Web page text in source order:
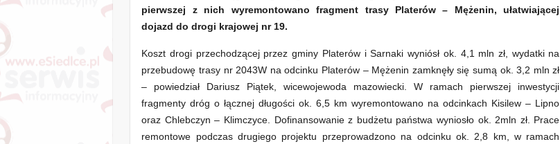
pierwszej z nich wyremontowano fragment trasy Platerów – Mężenin, ułatwiającej
dojazd do drogi krajowej nr 19.
Koszt drogi przechodzącej przez gminy Platerów i Sarnaki wyniósł ok. 4,1 mln zł, wydatki na
przebudowę trasy nr 2043W na odcinku Platerów – Mężenin zamknęły się sumą ok. 3,2 mln zł
– powiedział Dariusz Piątek, wicewojewoda mazowiecki. W ramach pierwszej inwestycji
fragmenty dróg o łącznej długości ok. 6,5 km wyremontowano na odcinkach Kisilew – Lipno
oraz Chlebczyn – Klimczyce. Dofinansowanie z budżetu państwa wyniosło ok. 2mln zł. Prace
remontowe podczas drugiego projektu przeprowadzono na odcinku ok. 2,8 km, w ramach